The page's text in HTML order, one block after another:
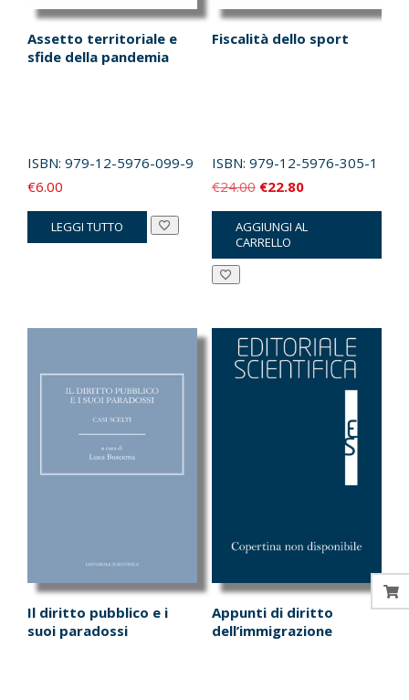
Assetto territoriale e
sfide della pandemia
ISBN: 979-12-5976-099-9
€6.00
LEGGI TUTTO
Fiscalità dello sport
ISBN: 979-12-5976-305-1
€24.00 Il
prezzo
originale
era:
€22.80Il
prezzo
attuale
è:
AGGIUNGI AL
CARRELLO
Il diritto pubblico e i
suoi paradossi
Appunti di diritto
dell’immigrazione